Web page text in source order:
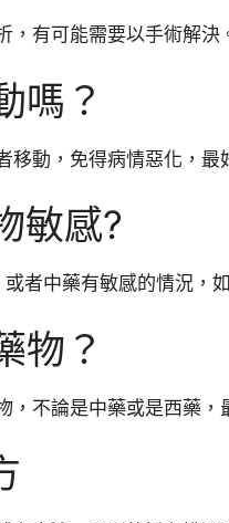
，有可能需要以手術解決
嗎？
移動，免得病情惡化，最
敏感?
者中藥有敏感的情況，
物？
，不論是中藥或是西藥，